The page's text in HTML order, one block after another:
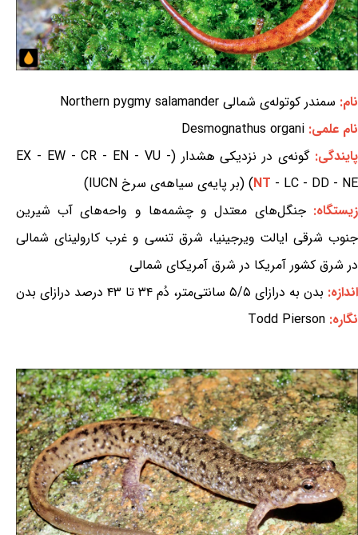
نام: سمندر کوتوله‌ی شمالی Northern pygmy salamander
نام علمی: Desmognathus organi
پایندگی:گونه‌ی در نزدیکی هشدار (EX - EW - CR - EN - VU -
NT - LC - DD - NE) (بر پایه‌ی سیاهه‌ی سرخ IUCN)
زیستگاه:جنگل‌های معتدل و چشمه‌ها و واحه‌های آب شیرین
جنوب شرقی ایالت ویرجینیا، شرق تنسی و غرب کارولینای شمالی
در شرق کشور آمریکا در شرق آمریکای شمالی
اندازه: بدن به درازای ۵/۵ سانتی‌متر، دُم ۳۴ تا ۴۳ درصد درازای بدن
نگاره: Todd Pierson